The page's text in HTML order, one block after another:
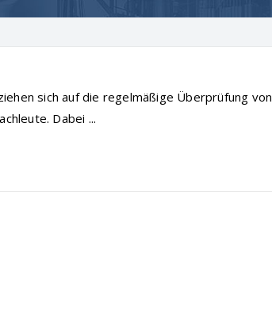
sich auf die regelmäßige Überprüfung von
Dabei ...